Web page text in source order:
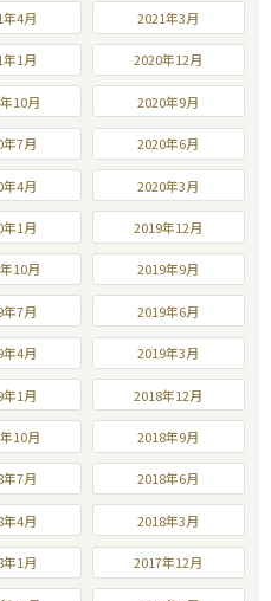
4月 2021年3月
1月 2020年12月
10月 2020年9月
7月 2020年6月
4月 2020年3月
1月 2019年12月
10月 2019年9月
7月 2019年6月
4月 2019年3月
1月 2018年12月
10月 2018年9月
7月 2018年6月
4月 2018年3月
1月 2017年12月